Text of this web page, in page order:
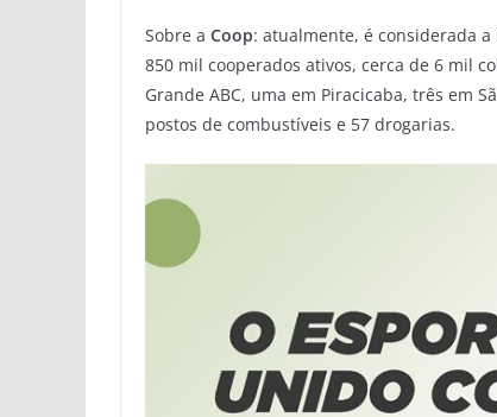
Sobre a Coop: atualmente, é considerada
850 mil cooperados ativos, cerca de 6 mil
Grande ABC, uma em Piracicaba, três em
postos de combustíveis e 57 drogarias.